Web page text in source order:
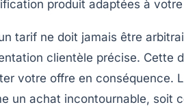
produit adaptées à
tarif ne doit jamais être
clientèle précise. Cette
votre offre en conséquence.
un achat incontournable, soit